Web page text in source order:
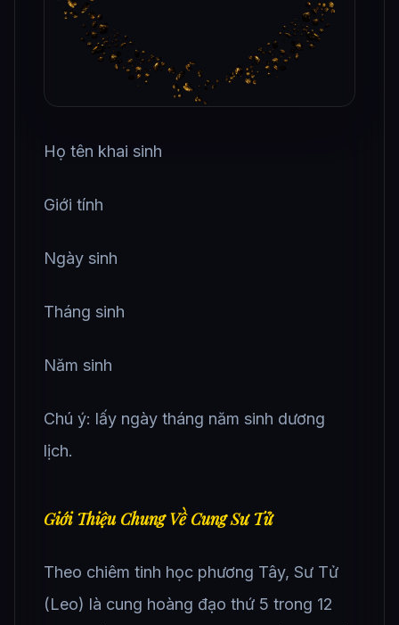
Họ tên khai sinh
Giới tính
Ngày sinh
Tháng sinh
Năm sinh
Chú ý: lấy ngày tháng năm sinh dương
lịch.
Giới Thiệu Chung Về Cung Sư Tử
Theo chiêm tinh học phương Tây, Sư Tử
(Leo) là cung hoàng đạo thứ 5 trong 12